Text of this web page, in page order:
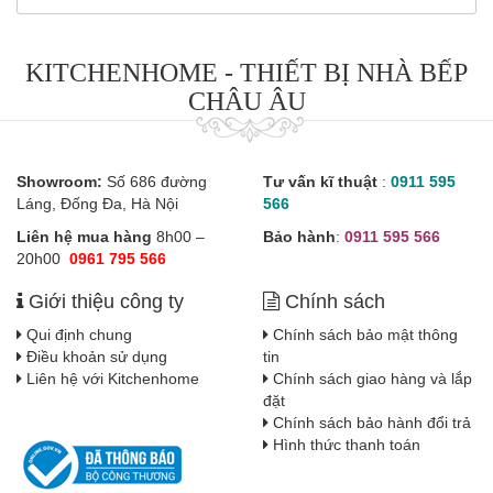
KITCHENHOME - THIẾT BỊ NHÀ BẾP
CHÂU ÂU
Showroom: Số 686 đường
Láng, Đống Đa, Hà Nội
Liên hệ mua hàng 8h00 –
20h00 0961 795 566
Tư vấn kĩ thuật : 0911 595
566
Bảo hành: 0911 595 566
Giới thiệu công ty
Qui định chung
Điều khoản sử dụng
Liên hệ với Kitchenhome
Chính sách
Chính sách bảo mật thông
tin
Chính sách giao hàng và lắp
đặt
Chính sách bảo hành đổi trả
Hình thức thanh toán